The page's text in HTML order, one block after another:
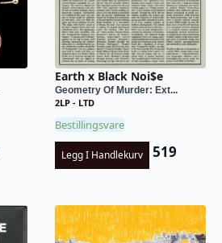
Earth x Black Noi$e
Geometry Of Murder: Ext...
2LP - LTD
Bestillingsvare
Legg I Handlekurv 519